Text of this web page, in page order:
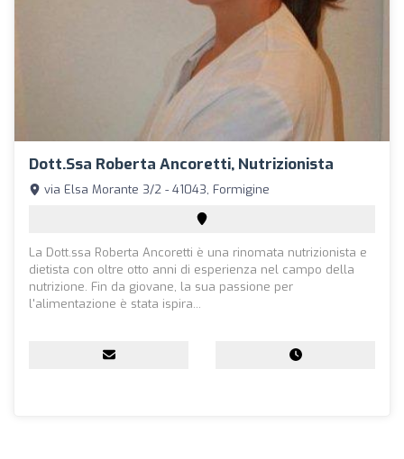
Dott.ssa Roberta Ancoretti, Nutrizionista
via Elsa Morante 3/2 - 41043, Formigine
La Dott.ssa Roberta Ancoretti è una rinomata nutrizionista e
dietista con oltre otto anni di esperienza nel campo della
nutrizione. Fin da giovane, la sua passione per
l'alimentazione è stata ispira...